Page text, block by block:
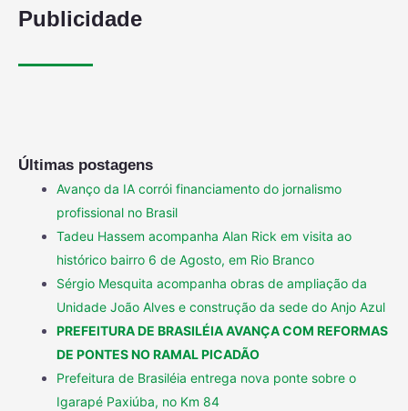
Publicidade
Últimas postagens
Avanço da IA corrói financiamento do jornalismo
profissional no Brasil
Tadeu Hassem acompanha Alan Rick em visita ao
histórico bairro 6 de Agosto, em Rio Branco
Sérgio Mesquita acompanha obras de ampliação da
Unidade João Alves e construção da sede do Anjo Azul
PREFEITURA DE BRASILÉIA AVANÇA COM REFORMAS
DE PONTES NO RAMAL PICADÃO
Prefeitura de Brasiléia entrega nova ponte sobre o
Igarapé Paxiúba, no Km 84